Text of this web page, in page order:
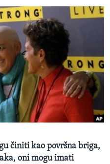
činiti kao površna briga,
oni mogu imati